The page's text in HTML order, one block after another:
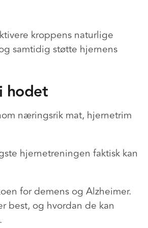
kroppens naturlige
samtidig støtte hjernens
hodet
næringsrik mat, hjernetrim
hjernetreningen faktisk kan
for demens og Alzheimer.
best, og hvordan de kan